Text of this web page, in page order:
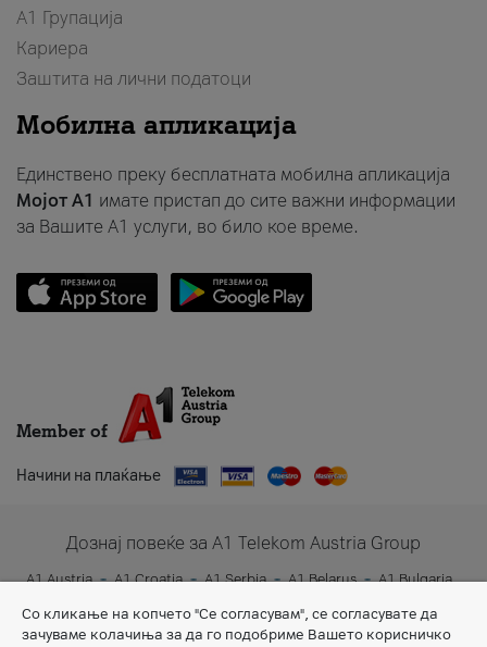
А1 Групација
Кариера
Заштита на лични податоци
Мобилна апликација
Единствено преку бесплатната мобилна апликација
Мојот A1 имате пристап до сите важни информации
за Вашите A1 услуги, во било кое време.
Member of
Начини на плаќање
Дознај повеќе за A1 Telekom Austria Group
A1 Austria A1 Croatia A1 Serbia A1 Belarus
A1 Bulgaria
A1 Slovenia
A1 Digital
Со кликање на копчето "Се согласувам", се согласувате да
зачуваме колачиња за да го подобриме Вашето корисничко